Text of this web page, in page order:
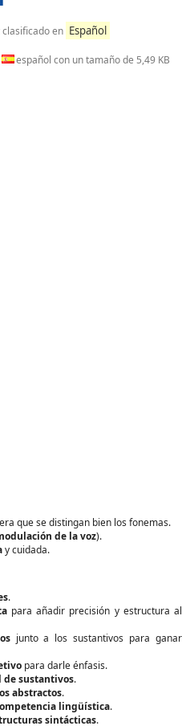
clasificado en Español
español con un tamaño de 5,49 KB
que se distingan bien los fonemas.
de la voz).
y cuidada.
.
para añadir precisión y estructura al
junto a los sustantivos para ganar
para darle énfasis.
de sustantivos.
abstractos.
lingüística.
sintácticas.